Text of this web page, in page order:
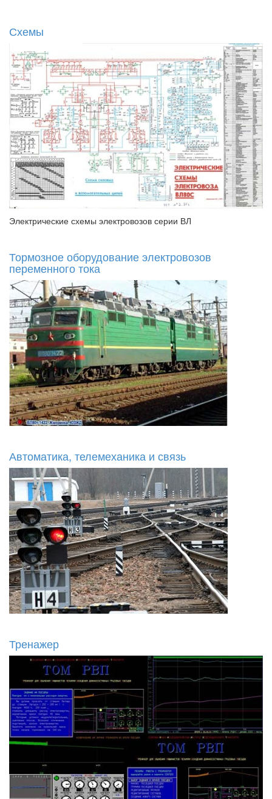
Схемы
Электрические схемы электровозов серии ВЛ
Тормозное оборудование электровозов
переменного тока
Автоматика, телемеханика и связь
Тренажер